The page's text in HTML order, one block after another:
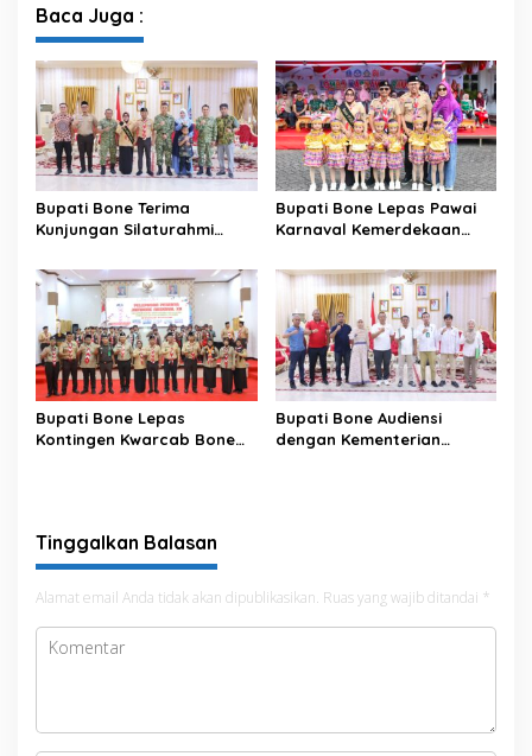
Modern di Sulawesi Selatan
Baca Juga :
Bupati Bone Terima
Kunjungan Silaturahmi
XIV/Hasanuddin
Bupati Bone Lepas Pawai
Karnaval Kemerdekaan
Sambut HUT ke-81 RI
Bupati Bone Lepas
Kontingen Kwarcab Bone
Bupati Bone Audiensi
dengan Kementerian
Tinggalkan Balasan
Alamat email Anda tidak akan dipublikasikan. Ruas yang wajib ditandai *